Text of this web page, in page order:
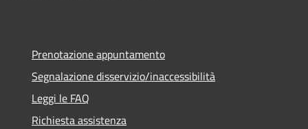
Prenotazione appuntamento
Segnalazione disservizio/inaccessibilità
Leggi le FAQ
Richiesta assistenza